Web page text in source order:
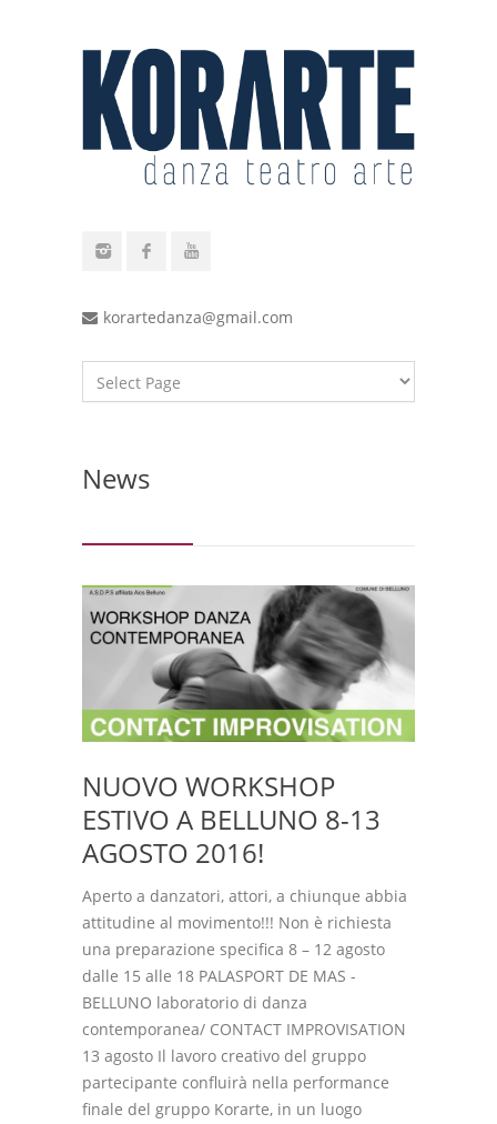
korartedanza@gmail.com
News
NUOVO WORKSHOP
ESTIVO A BELLUNO 8-13
AGOSTO 2016!
Aperto a danzatori, attori, a chiunque abbia
attitudine al movimento!!! Non è richiesta
una preparazione specifica 8 – 12 agosto
dalle 15 alle 18 PALASPORT DE MAS -
BELLUNO laboratorio di danza
contemporanea/ CONTACT IMPROVISATION
13 agosto Il lavoro creativo del gruppo
partecipante confluirà nella performance
finale del gruppo Korarte, in un luogo